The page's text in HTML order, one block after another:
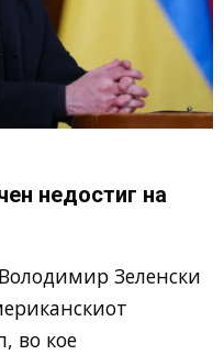
недостиг на
Зеленски
во кое